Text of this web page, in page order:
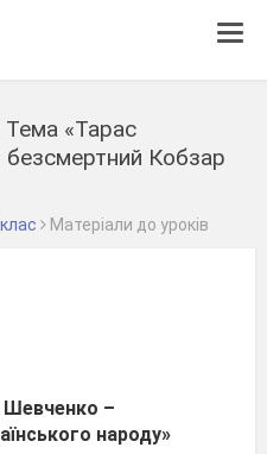
Тема «Тарас
Кобзар
Матеріали до уроків
Шевченко –
народу»